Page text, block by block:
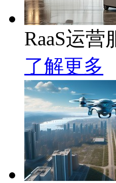
RaaS运营
了解更多